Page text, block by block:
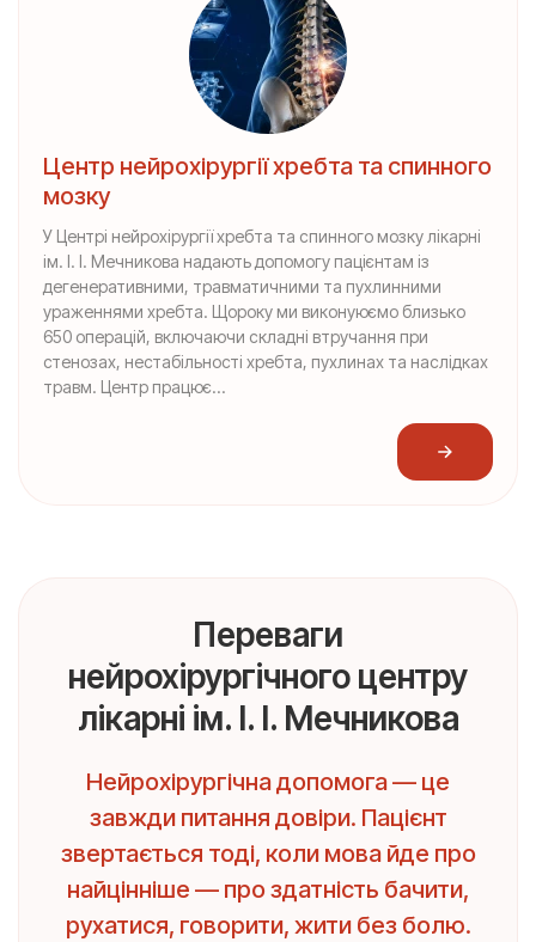
Центр нейрохірургії хребта та спинного
мозку
У Центрі нейрохірургії хребта та спинного мозку лікарні
ім. І. І. Мечникова надають допомогу пацієнтам із
дегенеративними, травматичними та пухлинними
ураженнями хребта. Щороку ми виконуюємо близько
650 операцій, включаючи складні втручання при
стенозах, нестабільності хребта, пухлинах та наслідках
травм. Центр працює...
Переваги
нейрохірургічного центру
лікарні ім. І. І. Мечникова
Нейрохірургічна допомога — це
завжди питання довіри. Пацієнт
звертається тоді, коли мова йде про
найцінніше — про здатність бачити,
рухатися, говорити, жити без болю.